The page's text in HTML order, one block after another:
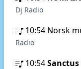
Dj Radio
10:54 Norsk
Radio
10:54Sanctus